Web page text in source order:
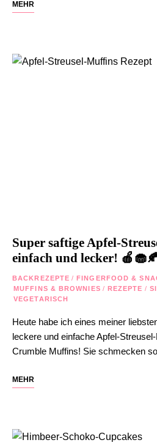
MEHR
Super saftige Apfel-
einfach und lecker!
BACKREZEPTE / FINGERFOOD &
MUFFINS & BROWNIES / REZEPTE /
VEGETARISCH
Heute habe ich eines meiner
leckere und einfache Apfel-
Crumble Muffins! Sie schmecken
MEHR